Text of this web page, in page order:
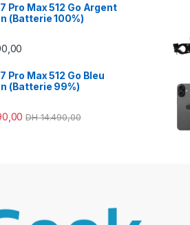
Pro Max 512 Go Argent
(Batterie 100%)
Pro Max 512 Go Bleu
(Batterie 99%)
DH14.490,00